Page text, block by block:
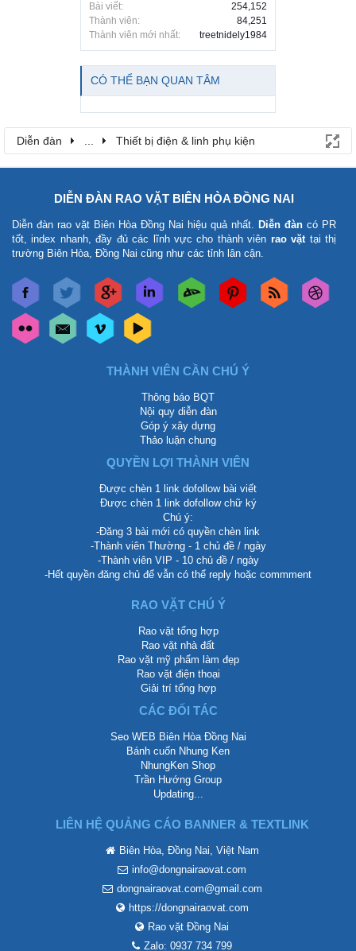
Bài viết:
254,152
Thành viên:
84,251
Thành viên mới nhất:
treetnidely1984
CÓ THỂ BẠN QUAN TÂM
Diễn đàn ... Thiết bị điện & linh phụ kiện
DIỄN ĐÀN RAO VẶT BIÊN HÒA ĐỒNG NAI
Diễn đàn rao vặt Biên Hòa Đồng Nai hiệu quả nhất. Diễn đàn có PR
tốt, index nhanh, đầy đủ các lĩnh vực cho thành viên rao vặttại thị
trường Biên Hòa, Đồng Nai cũng như các tỉnh lân cận.
THÀNH VIÊN CẦN CHÚ Ý
Thông báo BQT
Nội quy diễn đàn
Góp ý xây dựng
Thảo luận chung
QUYỀN LỢI THÀNH VIÊN
Được chèn 1 link dofollow bài viết
Được chèn 1 link dofollow chữ ký
Chú ý:
-Đăng 3 bài mới có quyền chèn link
-Thành viên Thường - 1 chủ đề / ngày
-Thành viên VIP - 10 chủ đề / ngày
-Hết quyền đăng chủ để vẫn có thể reply hoặc commment
RAO VẶT CHÚ Ý
Rao vặt tổng hợp
Rao vặt nhà đất
Rao vặt mỹ phẩm làm đẹp
Rao vặt điện thoại
Giải trí tổng hợp
CÁC ĐỐI TÁC
Seo WEB Biên Hòa Đồng Nai
Bánh cuốn Nhung Ken
NhungKen Shop
Trần Hướng Group
Updating...
LIÊN HỆ QUẢNG CÁO BANNER & TEXTLINK
Biên Hòa, Đồng Nai, Việt Nam
info@dongnairaovat.com
dongnairaovat.com@gmail.com
https://dongnairaovat.com
Rao vặt Đồng Nai
Zalo: 0937 734 799